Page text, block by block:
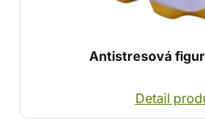
Antistresová
Detail